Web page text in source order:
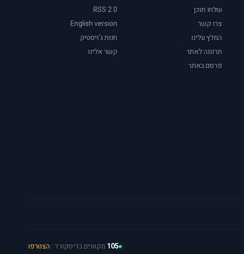
שלחו תוכן
צרו קשר
המלץ עלינו
תרומה לאתר
פרסם באתר
RSS 2.0
English version
חנות ג'ויסטיק
קשר אלינו
105 מקוונים בדיסקורד · הצטרפו